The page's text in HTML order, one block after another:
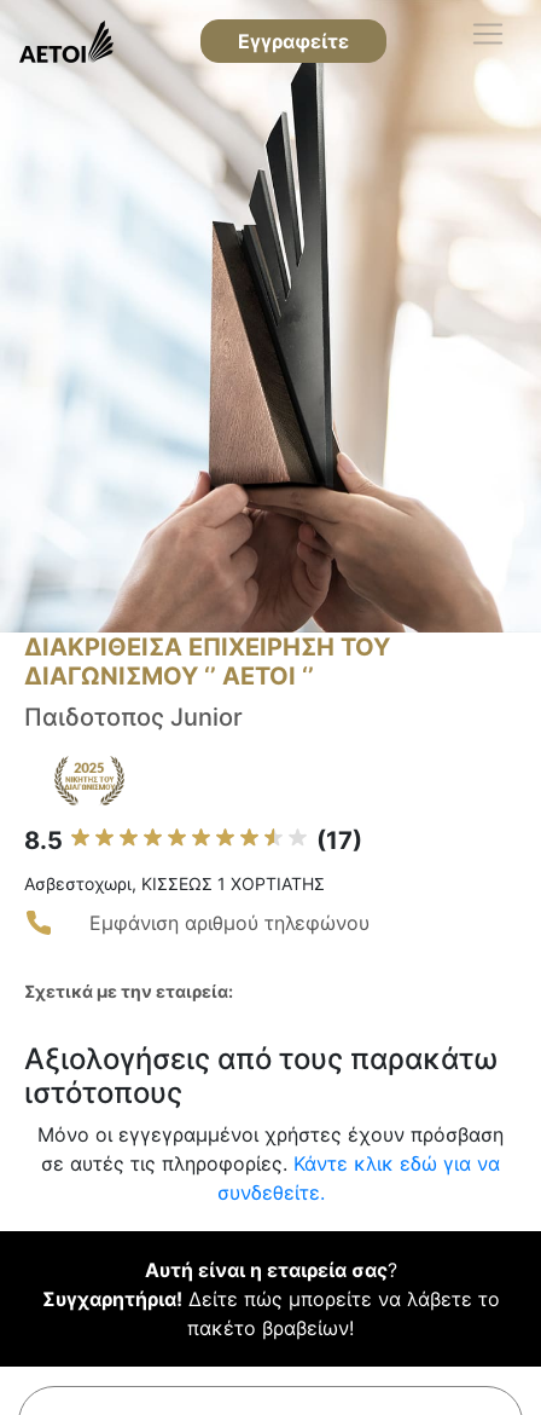
Εγγραφείτε
ΔΙΑΚΡΙΘΕΙΣΑ ΕΠΙΧΕΙΡΗΣΗ ΤΟΥ
ΔΙΑΓΩΝΙΣΜΟΥ ‘’ ΑΕΤΟΙ ‘’
Παιδοτοπος Junior
8.5 (17)
Ασβεστοχωρι, ΚΙΣΣΕΩΣ 1 ΧΟΡΤΙΑΤΗΣ
Εμφάνιση αριθμού τηλεφώνου
Σχετικά με την εταιρεία:
Αξιολογήσεις από τους παρακάτω
ιστότοπους
Μόνο οι εγγεγραμμένοι χρήστες έχουν πρόσβαση
σε αυτές τις πληροφορίες. Κάντε κλικ εδώ για να
συνδεθείτε.
Αυτή είναι η εταιρεία σας?
Συγχαρητήρια! Δείτε πώς μπορείτε να λάβετε το
πακέτο βραβείων!